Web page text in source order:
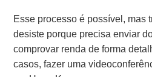
Esse processo é possível, mas
desiste porque precisa enviar
comprovar renda de forma
casos, fazer uma